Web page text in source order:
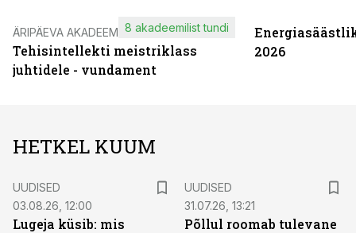
ÄRIPÄEVA AKADEEMIA
Tehisintellekti meistriklass
juhtidele - vundament
8 akadeemilist tundi
2026
HETKEL KUUM
UUDISED
03.08.26, 12:00
Lugeja küsib: mis
UUDISED
31.07.26, 13:21
Põllul roomab tulevane